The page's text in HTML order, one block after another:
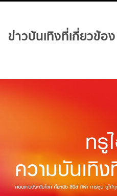
ข่าวบันเทิงที่เกี่ยวข้อง